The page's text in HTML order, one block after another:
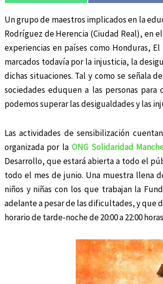
Un grupo de maestros implicados en la
Rodríguez de Herencia (Ciudad Real), en
experiencias en países como Honduras,
marcados todavía por la injusticia, la
dichas situaciones. Tal y como se señala
sociedades eduquen a las personas
podemos superar las desigualdades y las
Las actividades de sensibilización
organizada por la ONG Solidaridad
Desarrollo, que estará abierta a todo el
todo el mes de junio. Una muestra llena
niños y niñas con los que trabajan la
adelante a pesar de las dificultades, y que
horario de tarde-noche de 20:00 a 22:00